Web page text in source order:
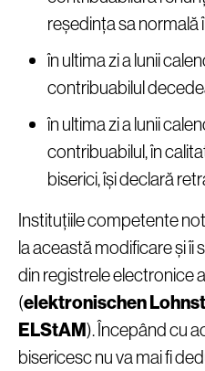
reședința sa normală
în ultima zi a lunii
contribuabilul
în ultima zi a lunii
contribuabilul, în
biserici, își declară
Instituțiile competente
la această modificare și îi
din registrele electronice
(elektronischen
ELStAM). Începând cu
bisericesc nu va mai fi